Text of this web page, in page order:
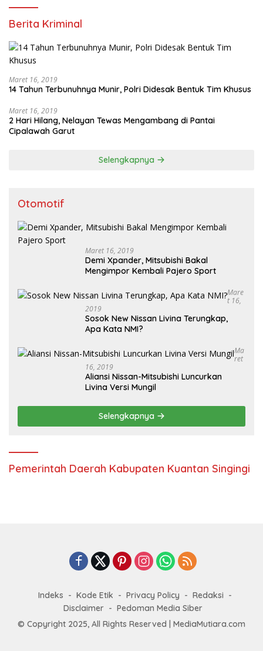
Berita Kriminal
Maret 16, 2019
14 Tahun Terbunuhnya Munir, Polri Didesak Bentuk Tim Khusus
Maret 16, 2019
2 Hari Hilang, Nelayan Tewas Mengambang di Pantai
Cipalawah Garut
Selengkapnya
Otomotif
Maret 16, 2019
Demi Xpander, Mitsubishi Bakal
Mengimpor Kembali Pajero Sport
Mare
T 16,
2019
Sosok New Nissan Livina Terungkap,
Apa Kata NMI?
Ma
Ret
16, 2019
Aliansi Nissan-Mitsubishi Luncurkan
Livina Versi Mungil
Selengkapnya
Pemerintah Daerah Kabupaten Kuantan Singingi
Indeks Kode Etik Privacy Policy
Redaksi
Disclaimer
Pedoman Media Siber
© Copyright 2025, All Rights Reserved | MediaMutiara.com